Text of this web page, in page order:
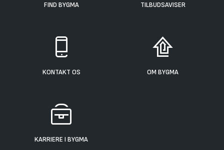
FIND BYGMA TILBUDSAVISER
KONTAKT OS OM BYGMA
KARRIERE I BYGMA